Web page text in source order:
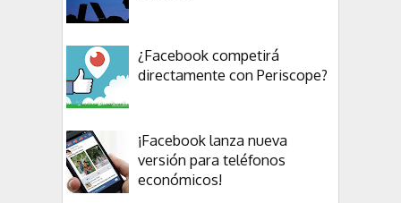
¿Facebook competirá
directamente con Periscope?
¡Facebook lanza nueva
versión para teléfonos
económicos!